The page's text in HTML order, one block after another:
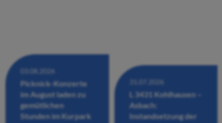
03.08.2026
Picknick-Konzerte
im August laden zu
gemütlichen
Stunden im Kurpark
31.07.2026
L 3431 Kohlhausen –
Asbach:
Instandsetzung der